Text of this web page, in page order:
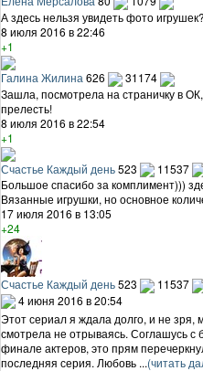
А здесь нельзя увидеть фото игрушек?
8 июля 2016 в 22:46
+1
Галина Жилина 626
31174
Зашла, посмотрела на страничку в
прелесть!
8 июля 2016 в 22:54
+1
Счастье Каждый день523
11537
Большое спасибо за комплимент)))
Вязанные игрушки, но основное
17 июля 2016 в 13:05
+24
Счастье Каждый день523 11537
4 июня 2016 в 20:54
Этот сериал я ждала долго, и не зря,
смотрела не отрываясь. Соглашусь
финале актеров, это прям
последняя серия. Любовь ...(читать